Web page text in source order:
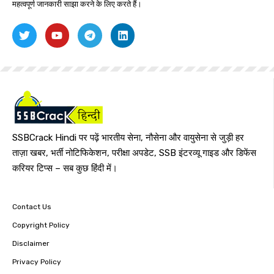
महत्वपूर्ण जानकारी साझा करने के लिए करते हैं।
SSBCrack Hindi पर पढ़ें भारतीय सेना, नौसेना और वायुसेना से जुड़ी हर
ताज़ा खबर, भर्ती नोटिफिकेशन, परीक्षा अपडेट, SSB इंटरव्यू गाइड और डिफेंस
करियर टिप्स – सब कुछ हिंदी में।
Contact Us
Copyright Policy
Disclaimer
Privacy Policy